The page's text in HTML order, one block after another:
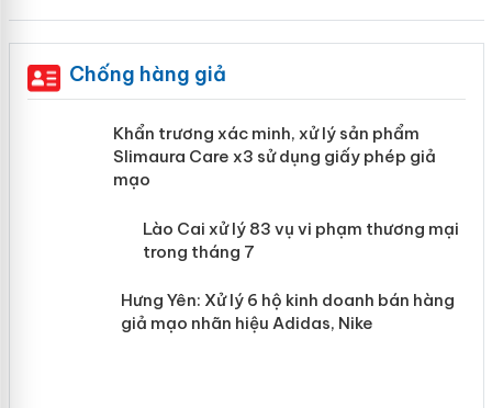
Chống hàng giả
Khẩn trương xác minh, xử lý sản phẩm
Slimaura Care x3 sử dụng giấy phép giả
mạo
Lào Cai xử lý 83 vụ vi phạm thương
mại trong tháng 7